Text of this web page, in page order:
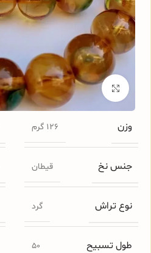
برای بزرگنمایی کلیک کنید
وزن 126 گرم
جنس نخ قیطان
نوع تراش گرد
طول تسبیح 50